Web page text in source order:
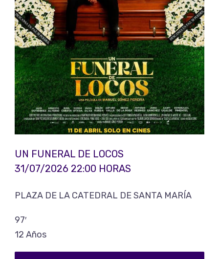
UN FUNERAL DE LOCOS
31/07/2026 22:00 HORAS
PLAZA DE LA CATEDRAL DE SANTA MARÍA
97′
12 Años